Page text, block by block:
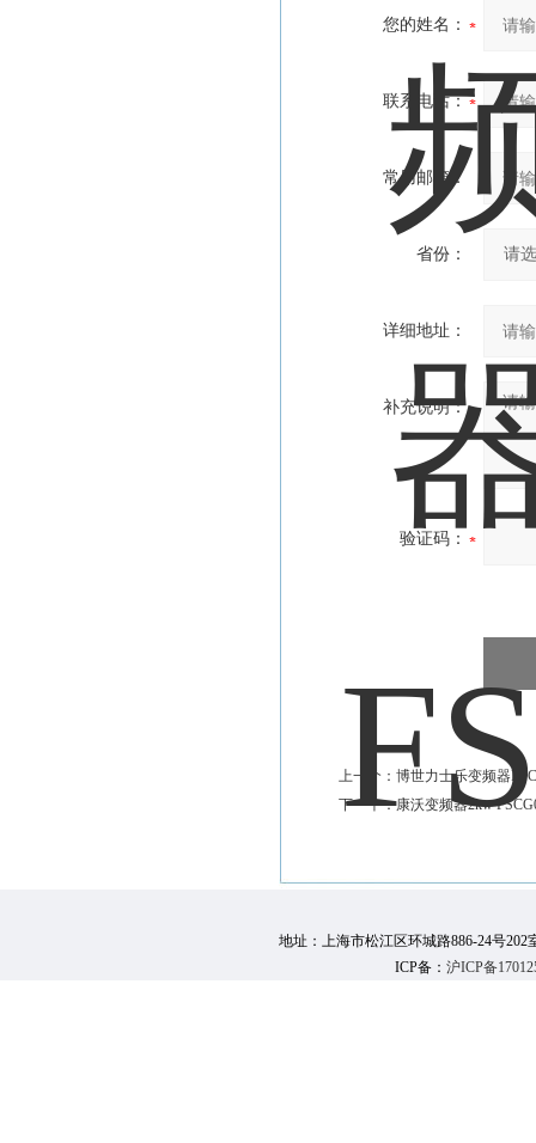
您的姓名：
联系电话：
常用邮箱：
省份：
详细地址：
补充说明：
验证码：
上一个： 博世力士乐变频器
下一个：康沃变频器2kw
地址：上海市松江区环城路886-24号202
ICP备： 沪ICP备